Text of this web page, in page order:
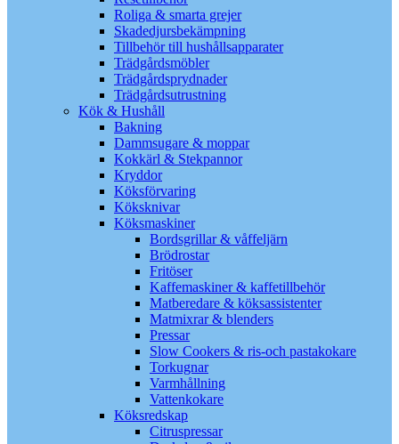
Roliga & smarta grejer
Skadedjursbekämpning
Tillbehör till hushållsapparater
Trädgårdsmöbler
Trädgårdsprydnader
Trädgårdsutrustning
Kök & Hushåll
Bakning
Dammsugare & moppar
Kokkärl & Stekpannor
Kryddor
Köksförvaring
Köksknivar
Köksmaskiner
Bordsgrillar & våffeljärn
Brödrostar
Fritöser
Kaffemaskiner & kaffetillbehör
Matberedare & köksassistenter
Matmixrar & blenders
Pressar
Slow Cookers & ris-och pastakokare
Torkugnar
Varmhållning
Vattenkokare
Köksredskap
Citruspressar